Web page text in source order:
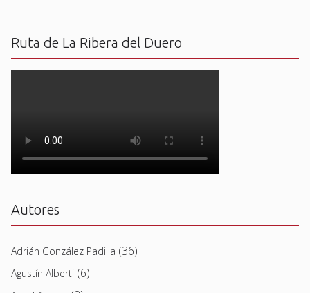
Ruta de La Ribera del Duero
Autores
Adrián González Padilla (36)
Agustín Alberti (6)